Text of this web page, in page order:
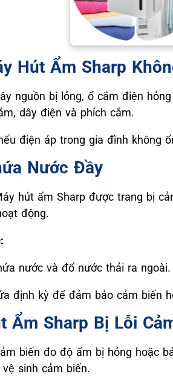
Hút Ẩm Sharp
nguồn bị lỏng, ổ cắm điện
dây điện và phích cắm.
điện áp trong gia đình không
Nước Đầy
hút ẩm Sharp được trang bị
động.
nước và đổ nước thải ra ngoài.
định kỳ để đảm bảo cảm biến
Ẩm Sharp Bị Lỗi
biến đo độ ẩm bị hỏng hoặc
sinh cảm biến.